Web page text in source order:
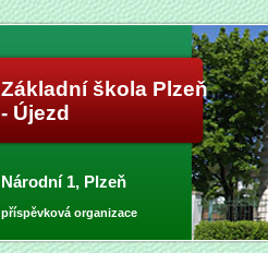
Základní škola Plzeň
- Újezd
Národní 1, Plzeň
příspěvková organizace